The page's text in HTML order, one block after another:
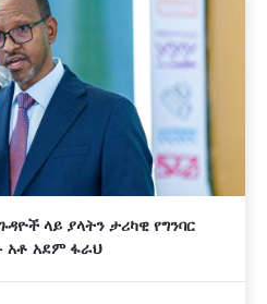
ላይ ያላትን ታሪካዊ የግንባር
አቶ አደም ፋራህ